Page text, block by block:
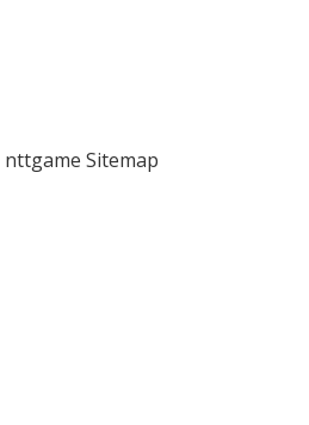
nttgame Sitemap